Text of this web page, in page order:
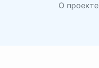
О проекте